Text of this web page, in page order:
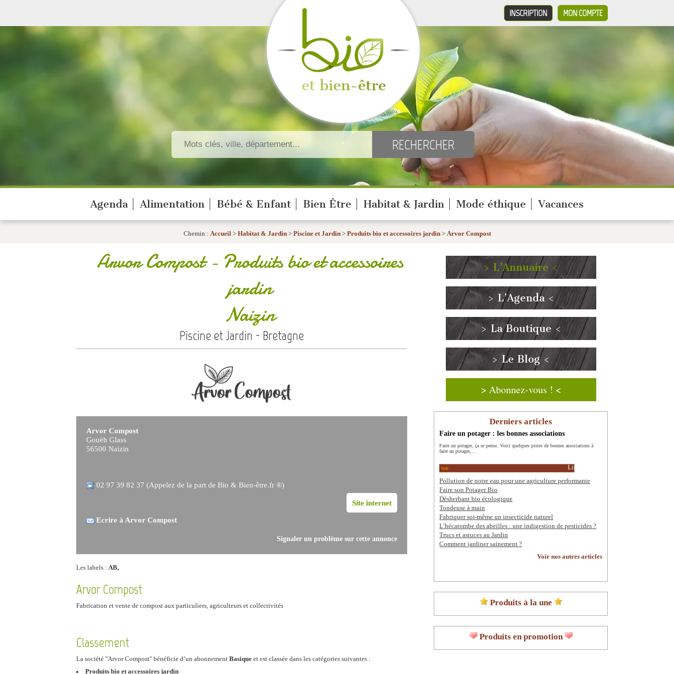
MON COMPTE
INSCRIPTION
Agenda Alimentation Bébé & Enfant Bien Être Habitat & Jardin Mode éthique Vacances
Chemin : Accueil> Habitat & Jardin> Piscine et Jardin > Produits bio et accessoires jardin> Arvor Compost
Arvor Compost- Produits bio et accessoires
jardin
Naizin
Piscine et Jardin - Bretagne
Arvor Compost
Gouëh Glass
56500 Naizin
02 97 39 82 37 (Appelez de la part de Bio & Bien-être.fr ®)
Site internet
Ecrire à Arvor Compost
Signaler un problème sur cette annonce
Les labels : AB,
Arvor Compost
Fabrication et vente de compost aux particuliers, agriculteurs et collectivités
Classement
La société "Arvor Compost" bénéficie d’un abonnement Basique et est classée dans les catégories suivantes :
Produits bio et accessoires jardin
> L’Annuaire <
> L’Agenda <
> La Boutique <
> Le Blog <
> Abonnez-vous ! <
Derniers articles
Faire un potager : les bonnes associations
Faire un potager, ça se pense. Voici quelques pistes de bonnes associations à
faire au potager,...
Lire la suite
Pollution de notre eau pour une agriculture performante
Faire son Potager Bio
Désherbant bio écologique
Tondeuse à main
Fabriquer soi-même un insecticide naturel
L’hécatombe des abeilles : une indigestion de pesticides ?
Trucs et astuces au Jardin
Comment jardiner sainement ?
Voir nos autres articles
Produits à la une
Produits en promotion